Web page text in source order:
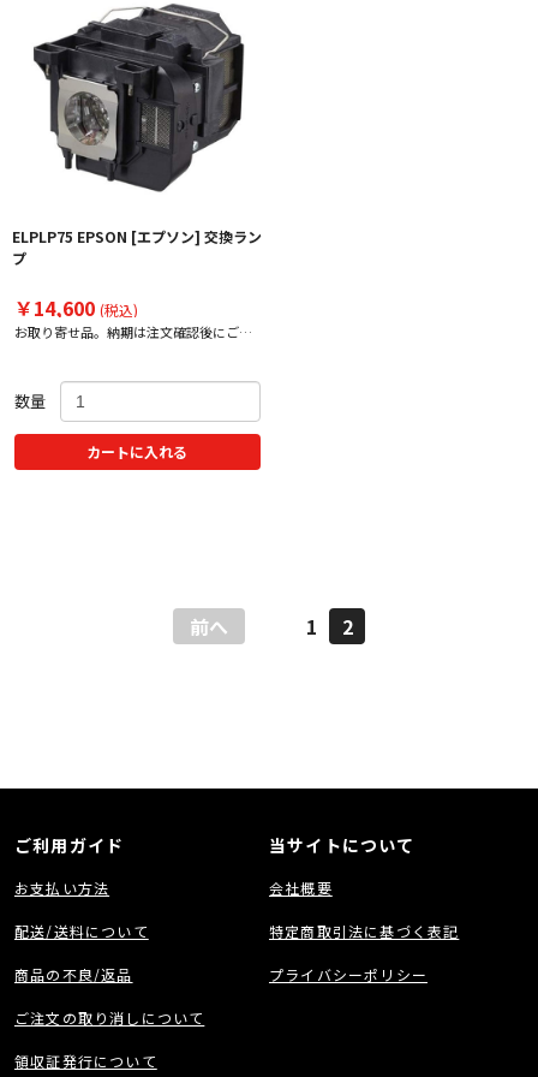
ELPLP75 EPSON [エプソン] 交換ラン
プ
￥14,600 (税込)
お取り寄せ品。納期は注文確認後にご案
数量
カートに入れる
前へ 1 2
ご利用ガイド
お支払い方法
配送/送料について
商品の不良/返品
ご注文の取り消しについて
領収証発行について
当サイトについて
会社概要
特定商取引法に基づく表記
プライバシーポリシー